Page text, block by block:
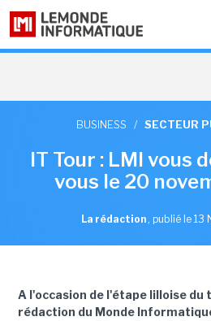
BUSINESS / SECTEUR
IT Tour : LMI vous
vous le 20
La rédaction , publié le 13
A l'occasion de l'étape lilloise du
rédaction du Monde